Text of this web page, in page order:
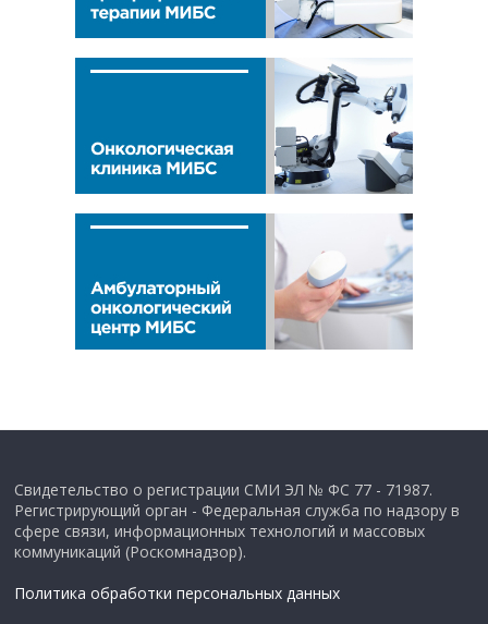
Свидетельство о регистрации СМИ ЭЛ № ФС 77 - 71987.
Регистрирующий орган - Федеральная служба по надзору в
сфере связи, информационных технологий и массовых
коммуникаций (Роскомнадзор).
Политика обработки персональных данных